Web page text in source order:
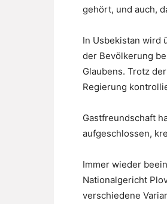
gehört, und auch,
In Usbekistan wird
der Bevölkerung
Glaubens. Trotz
Regierung
Gastfreundschaft
aufgeschlossen,
Immer wieder
Nationalgericht
verschiedene